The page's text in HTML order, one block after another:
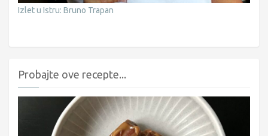
Izlet u Istru: Bruno Trapan
Probajte ove recepte...